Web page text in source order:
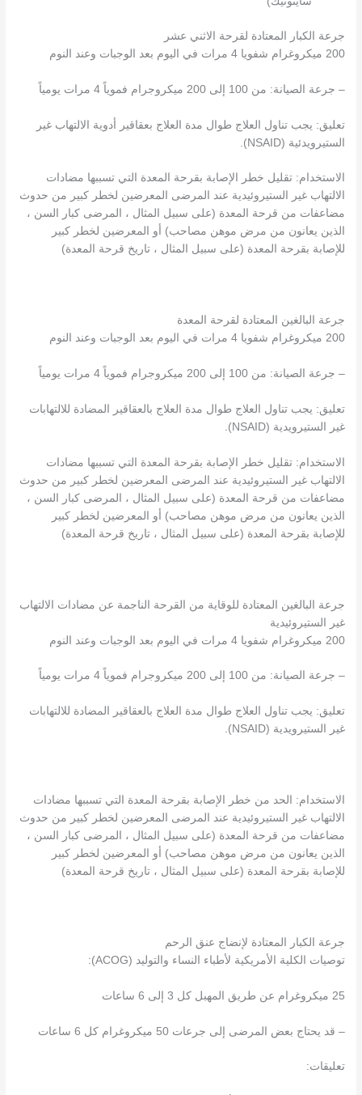
جرعة الكبار المعتادة لقرحة الاثني عشر
200 ميكروغرام شفويا 4 مرات في اليوم بعد الوجبات وعند النوم
– جرعة الصيانة: من 100 إلى 200 ميكروجرام فموياً 4 مرات يومياً
تعليق: يجب تناول العلاج طوال مدة العلاج بعقاقير أدوية الالتهاب غير
الستيرويدئية (NSAID).
الاستخدام: تقليل خطر الإصابة بقرحة المعدة التي تسببها مضادات
الالتهاب غير الستيروئيدية عند المرضى المعرضين لخطر كبير من حدوث
مضاعفات من قرحة المعدة (على سبيل المثال ، المرضى كبار السن ،
الذين يعانون من مرض موهن مصاحب) أو المعرضين لخطر كبير
للإصابة بقرحة المعدة (على سبيل المثال ، تاريخ قرحة المعدة)
جرعة البالغين المعتادة لقرحة المعدة
200 ميكروغرام شفويا 4 مرات في اليوم بعد الوجبات وعند النوم
– جرعة الصيانة: من 100 إلى 200 ميكروجرام فموياً 4 مرات يومياً
تعليق: يجب تناول العلاج طوال مدة العلاج بالعقاقير المضادة للالتهابات
غير الستيرويدية (NSAID).
الاستخدام: تقليل خطر الإصابة بقرحة المعدة التي تسببها مضادات
الالتهاب غير الستيروئيدية عند المرضى المعرضين لخطر كبير من حدوث
مضاعفات من قرحة المعدة (على سبيل المثال ، المرضى كبار السن ،
الذين يعانون من مرض موهن مصاحب) أو المعرضين لخطر كبير
للإصابة بقرحة المعدة (على سبيل المثال ، تاريخ قرحة المعدة)
جرعة البالغين المعتادة للوقاية من القرحة الناجمة عن مضادات الالتهاب
غير الستيروئيدية
200 ميكروغرام شفويا 4 مرات في اليوم بعد الوجبات وعند النوم
– جرعة الصيانة: من 100 إلى 200 ميكروجرام فموياً 4 مرات يومياً
تعليق: يجب تناول العلاج طوال مدة العلاج بالعقاقير المضادة للالتهابات
غير الستيرويدية (NSAID).
الاستخدام: الحد من خطر الإصابة بقرحة المعدة التي تسببها مضادات
الالتهاب غير الستيروئيدية عند المرضى المعرضين لخطر كبير من حدوث
مضاعفات من قرحة المعدة (على سبيل المثال ، المرضى كبار السن ،
الذين يعانون من مرض موهن مصاحب) أو المعرضين لخطر كبير
للإصابة بقرحة المعدة (على سبيل المثال ، تاريخ قرحة المعدة)
جرعة الكبار المعتادة لإنضاج عنق الرحم
توصيات الكلية الأمريكية لأطباء النساء والتوليد (ACOG):
25 ميكروغرام عن طريق المهبل كل 3 إلى 6 ساعات
– قد يحتاج بعض المرضى إلى جرعات 50 ميكروغرام كل 6 ساعات
تعليقات: